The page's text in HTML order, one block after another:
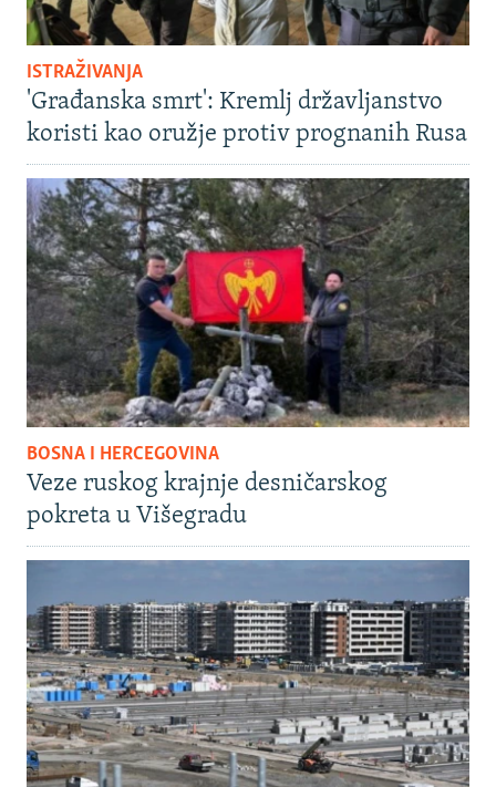
ISTRAŽIVANJA
'Građanska smrt': Kremlj državljanstvo
koristi kao oružje protiv prognanih Rusa
BOSNA I HERCEGOVINA
Veze ruskog krajnje desničarskog
pokreta u Višegradu